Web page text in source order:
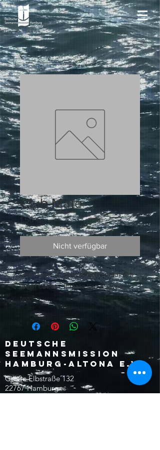
Club Mate
1,50 €Preis
Nicht verfügbar
Club Mate is a tea which contains a
lot of coffein. It taste like a sweet
tea.
Deutsche
Seemannsmission
Hamburg-Altona e.V.
Große Elbstraße 132
22767 Hamburg